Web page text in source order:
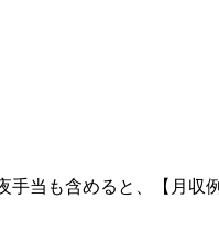
当も含めると、【月